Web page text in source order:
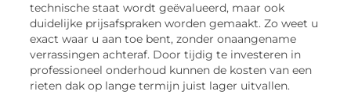
technische staat wordt geëvalueerd, maar ook
duidelijke prijsafspraken worden gemaakt. Zo weet u
exact waar u aan toe bent, zonder onaangename
verrassingen achteraf. Door tijdig te investeren in
professioneel onderhoud kunnen de kosten van een
rieten dak op lange termijn juist lager uitvallen.